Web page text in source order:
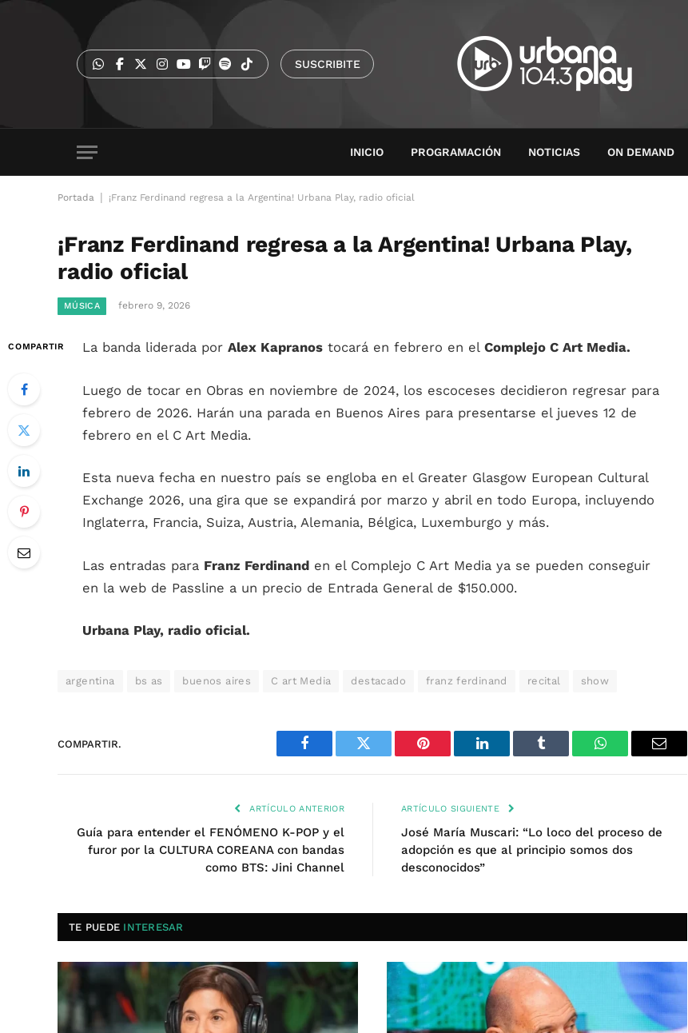
SUSCRIBITE
INICIO PROGRAMACIÓN NOTICIAS ON DEMAND
Portada ¡Franz Ferdinand regresa a la Argentina! Urbana Play, radio oficial
¡Franz Ferdinand regresa a la Argentina! Urbana Play,
radio oficial
MÚSICA febrero 9, 2026
COMPARTIR La banda liderada por Alex Kapranos tocará en febrero en el Complejo C Art Media.
Luego de tocar en Obras en noviembre de 2024, los escoceses decidieron regresar para
febrero de 2026. Harán una parada en Buenos Aires para presentarse el jueves 12 de
febrero en el C Art Media.
Esta nueva fecha en nuestro país se engloba en el Greater Glasgow European Cultural
Exchange 2026, una gira que se expandirá por marzo y abril en todo Europa, incluyendo
Inglaterra, Francia, Suiza, Austria, Alemania, Bélgica, Luxemburgo y más.
Las entradas para Franz Ferdinand en el Complejo C Art Media ya se pueden conseguir
en la web de Passline a un precio de Entrada General de $150.000.
Urbana Play, radio oficial.
argentina bs as buenos aires C art Media destacado franz ferdinand recital show
COMPARTIR.
Facebook Twitter Pinterest LinkedIn Tumblr WhatsAppEmail
ARTÍCULO ANTERIOR
Guía para entender el FENÓMENO K-POP y el
furor por la CULTURA COREANA con bandas
como BTS: Jini Channel
ARTÍCULO SIGUIENTE
José María Muscari: “Lo loco del proceso de
adopción es que al principio somos dos
desconocidos”
TE PUEDE INTERESAR